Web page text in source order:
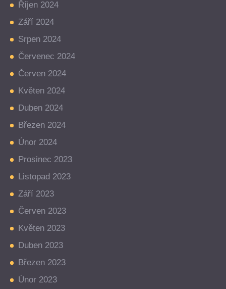
Říjen 2024
Září 2024
Srpen 2024
Červenec 2024
Červen 2024
Květen 2024
Duben 2024
Březen 2024
Únor 2024
Prosinec 2023
Listopad 2023
Září 2023
Červen 2023
Květen 2023
Duben 2023
Březen 2023
Únor 2023